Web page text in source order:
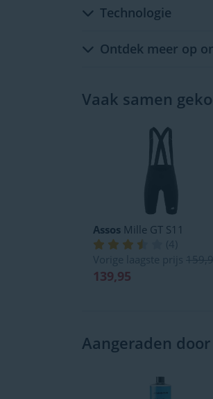
Technologie
Ontdek meer op
Vaak samen
Assos Mille GT S11
(4
Vorige laagste prijs
139,95
Aangeraden